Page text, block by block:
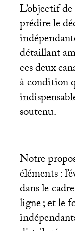
L’objectif
prédire le
détaillant
ces deux
à condition
soutenu.
Notre
éléments :
dans le
ligne; et le